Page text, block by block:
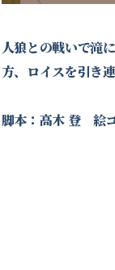
人狼との戦いで滝
方、ロイスを引き
脚本：高木 登 絵